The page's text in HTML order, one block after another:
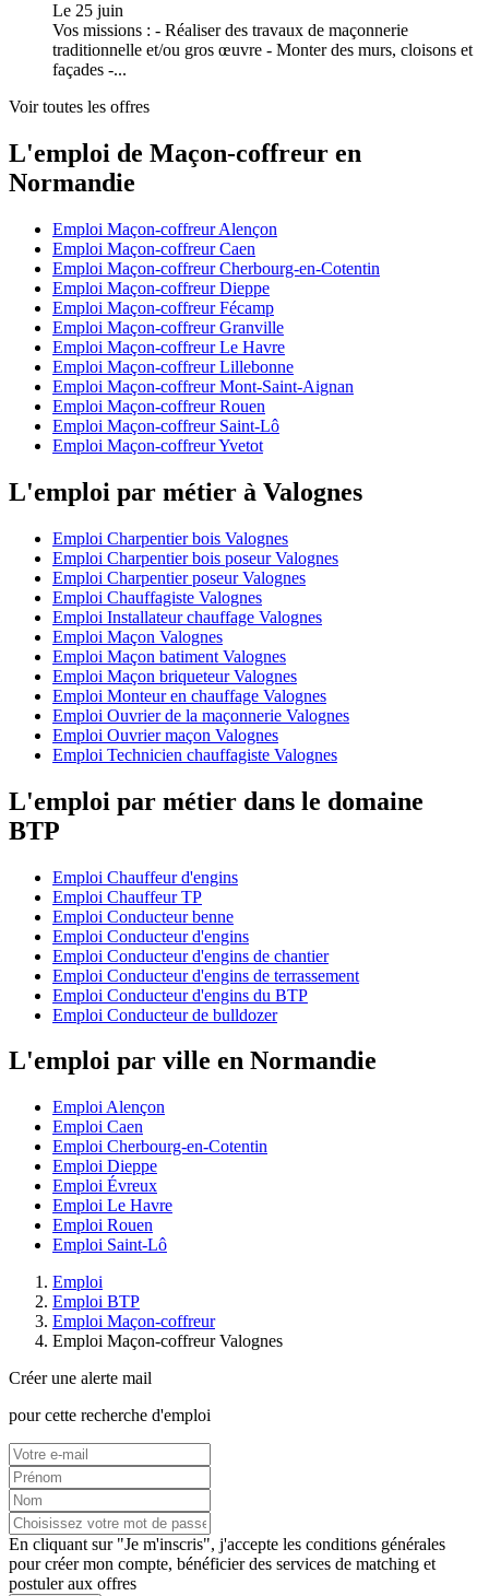
Le 25 juin
Vos missions : - Réaliser des travaux de maçonnerie
traditionnelle et/ou gros œuvre - Monter des murs, cloisons et
façades -...
Voir toutes les offres
L'emploi de Maçon-coffreur en
Normandie
Emploi Maçon-coffreur Alençon
Emploi Maçon-coffreur Caen
Emploi Maçon-coffreur Cherbourg-en-Cotentin
Emploi Maçon-coffreur Dieppe
Emploi Maçon-coffreur Fécamp
Emploi Maçon-coffreur Granville
Emploi Maçon-coffreur Le Havre
Emploi Maçon-coffreur Lillebonne
Emploi Maçon-coffreur Mont-Saint-Aignan
Emploi Maçon-coffreur Rouen
Emploi Maçon-coffreur Saint-Lô
Emploi Maçon-coffreur Yvetot
L'emploi par métier à Valognes
Emploi Charpentier bois Valognes
Emploi Charpentier bois poseur Valognes
Emploi Charpentier poseur Valognes
Emploi Chauffagiste Valognes
Emploi Installateur chauffage Valognes
Emploi Maçon Valognes
Emploi Maçon batiment Valognes
Emploi Maçon briqueteur Valognes
Emploi Monteur en chauffage Valognes
Emploi Ouvrier de la maçonnerie Valognes
Emploi Ouvrier maçon Valognes
Emploi Technicien chauffagiste Valognes
L'emploi par métier dans le domaine
BTP
Emploi Chauffeur d'engins
Emploi Chauffeur TP
Emploi Conducteur benne
Emploi Conducteur d'engins
Emploi Conducteur d'engins de chantier
Emploi Conducteur d'engins de terrassement
Emploi Conducteur d'engins du BTP
Emploi Conducteur de bulldozer
L'emploi par ville en Normandie
Emploi Alençon
Emploi Caen
Emploi Cherbourg-en-Cotentin
Emploi Dieppe
Emploi Évreux
Emploi Le Havre
Emploi Rouen
Emploi Saint-Lô
Emploi
Emploi BTP
Emploi Maçon-coffreur
Emploi Maçon-coffreur Valognes
Créer une alerte mail
pour cette recherche d'emploi
En cliquant sur "Je m'inscris", j'accepte les conditions générales
pour créer mon compte, bénéficier des services de matching et
postuler aux offres